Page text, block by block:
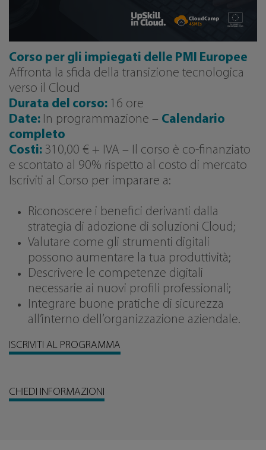
Corso per gli impiegati delle PMI Europee
Affronta la sfida della transizione tecnologica
verso il Cloud
Durata del corso: 16 ore
Date: In programmazione – Calendario
completo
Costi: 310,00 € + IVA – Il corso è co-finanziato
e scontato al 90% rispetto al costo di mercato
Iscriviti al Corso per imparare a:
Riconoscere i benefici derivanti dalla
strategia di adozione di soluzioni Cloud;
Valutare come gli strumenti digitali
possono aumentare la tua produttività;
Descrivere le competenze digitali
necessarie ai nuovi profili professionali;
Integrare buone pratiche di sicurezza
all’interno dell’organizzazione aziendale.
ISCRIVITI AL PROGRAMMA
CHIEDI INFORMAZIONI